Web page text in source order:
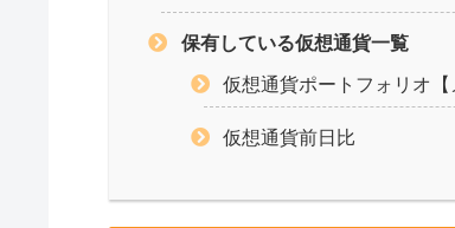
保有している仮想通貨一覧
仮想通貨ポートフォリオ【
仮想通貨前日比